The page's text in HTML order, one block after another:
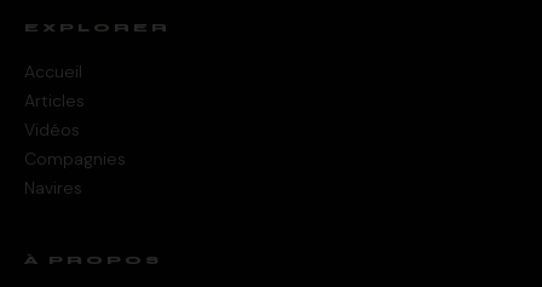
EXPLORER
Accueil
Articles
Vidéos
Compagnies
Navires
À PROPOS